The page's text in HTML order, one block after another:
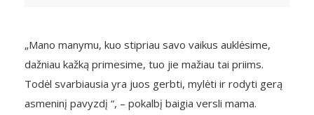
„Mano manymu, kuo stipriau savo vaikus auklėsime,
dažniau kažką primesime, tuo jie mažiau tai priims.
Todėl svarbiausia yra juos gerbti, mylėti ir rodyti gerą
asmeninį pavyzdį “, – pokalbį baigia versli mama.